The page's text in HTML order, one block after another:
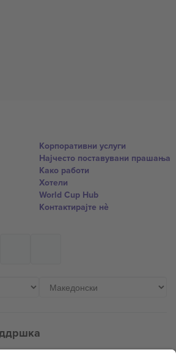
Корпоративни услуги
Најчесто поставувани прашања
Како работи
Хотели
World Cup Hub
Контактирајте нѐ